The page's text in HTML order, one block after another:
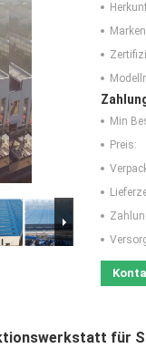
Min
Preis:
für